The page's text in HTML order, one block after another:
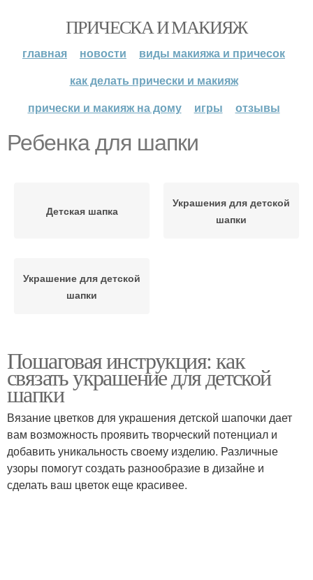
ПРИЧЕСКА И МАКИЯЖ
главная новости
виды макияжа и причесок
как делать прически и макияж
прически и макияж на дому
игры отзывы
Ребенка для шапки
Детская шапка
Украшения для детской
шапки
Украшение для детской
шапки
Пошаговая инструкция: как
связать украшение для детской
шапки
Вязание цветков для украшения детской шапочки дает
вам возможность проявить творческий потенциал и
добавить уникальность своему изделию. Различные
узоры помогут создать разнообразие в дизайне и
сделать ваш цветок еще красивее.